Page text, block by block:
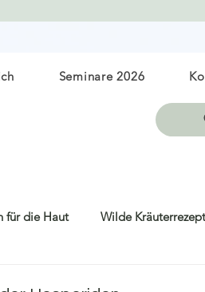
Seminare 2026
für die Haut Wilde